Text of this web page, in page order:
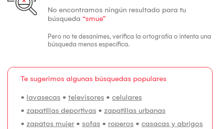
No encontramos ningún resultado para tu
búsqueda “smue”
Pero no te desanimes, verifica la ortografía o intenta una
búsqueda menos específica.
Te sugerimos algunas búsquedas populares
• lavasecas • televisores • celulares
• zapatillas deportivas • zapatillas urbanas
• zapatos mujer • sofas • roperos • casacas y abrigos